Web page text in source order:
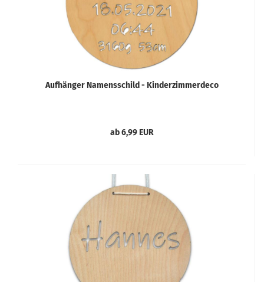
Aufhänger Namensschild - Kinderzimmerdeco
ab 6,99 EUR